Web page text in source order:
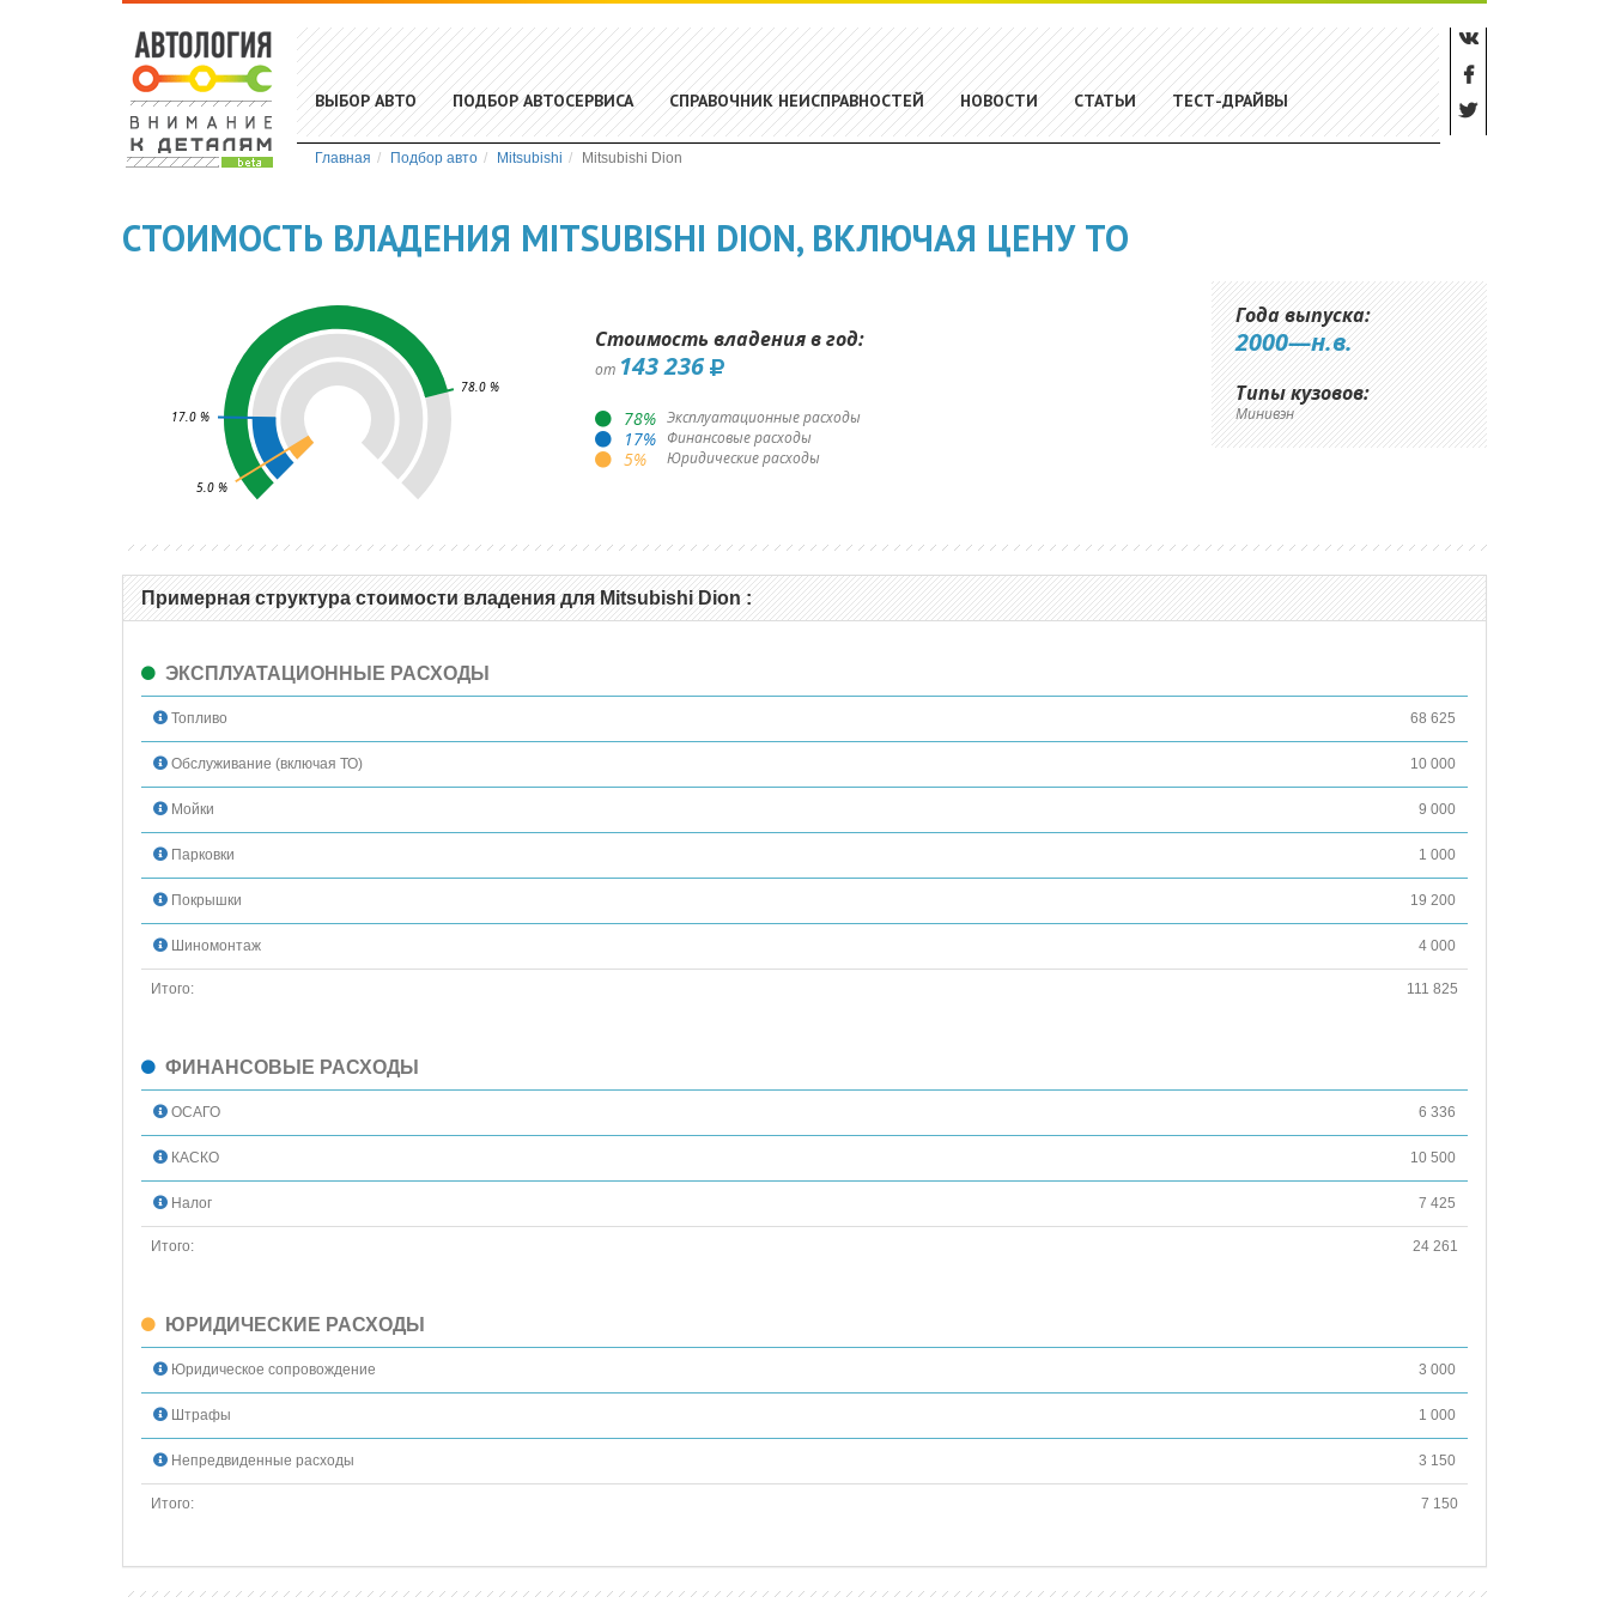
ВЫБОР АВТО ПОДБОР АВТОСЕРВИСА СПРАВОЧНИК НЕИСПРАВНОСТЕЙ НОВОСТИ СТАТЬИ ТЕСТ-ДРАЙВЫ
Главная Подбор авто Mitsubishi Mitsubishi Dion
СТОИМОСТЬ ВЛАДЕНИЯ MITSUBISHI DION, ВКЛЮЧАЯ ЦЕНУ ТО
78.0 %
17.0 %
5.0 %
Стоимость владения в год:
от 143 236
78% Эксплуатационные расходы
17% Финансовые расходы
5% Юридические расходы
Года выпуска:
2000—н.в.
Типы кузовов:
Минивэн
Примерная структура стоимости владения для Mitsubishi Dion :
ЭКСПЛУАТАЦИОННЫЕ РАСХОДЫ
Топливо 68 625
Обслуживание (включая ТО) 10 000
Мойки 9 000
Парковки 1 000
Покрышки 19 200
Шиномонтаж 4 000
Итого: 111 825
ФИНАНСОВЫЕ РАСХОДЫ
ОСАГО 6 336
КАСКО 10 500
Налог 7 425
Итого: 24 261
ЮРИДИЧЕСКИЕ РАСХОДЫ
Юридическое сопровождение 3 000
Штрафы 1 000
Непредвиденные расходы 3 150
Итого: 7 150